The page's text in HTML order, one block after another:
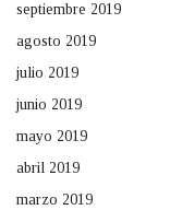
septiembre 2019
agosto 2019
julio 2019
junio 2019
mayo 2019
abril 2019
marzo 2019